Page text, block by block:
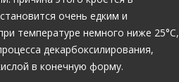
очень едким и
температуре немного ниже 25°С,
декарбоксилирования,
в конечную форму.